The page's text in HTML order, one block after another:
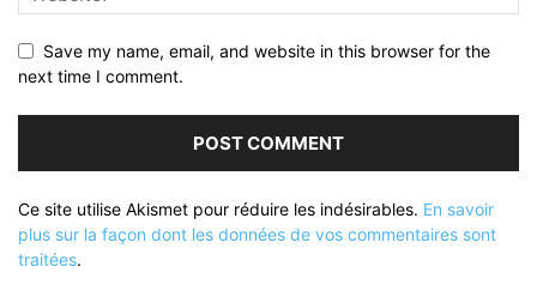
Save my name, email, and website in this browser for the
next time I comment.
Ce site utilise Akismet pour réduire les indésirables. En savoir
plus sur la façon dont les données de vos commentaires sont
traitées.